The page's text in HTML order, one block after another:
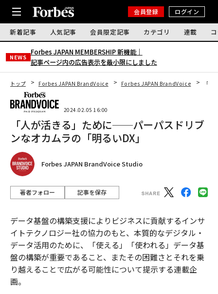
会員登録 ログイン
新着記事 人気記事 会員限定記事 カテゴリ 連載
NEWS
Forbes JAPAN MEMBERSHIP 新機能｜
記事ページ内の広告表示を最小限にしました
トップ Forbes JAPAN BrandVoice Forbes JAPAN BrandVoice 「
2024.02.05 16:00
「人が活きる」ために──パーパスドリブ
ンなオカムラの「明るいDX」
Forbes JAPAN BrandVoice Studio
著者フォロー 記事を保存
データ基盤の構築支援によりビジネスに貢献するインサ
イトテクノロジー社の協力のもと、本質的なデジタル・
データ活用のために、「使える」「使われる」データ基
盤の構築が重要であること、またその困難さとそれを乗
り越えることで広がる可能性について提示する連載企
画。